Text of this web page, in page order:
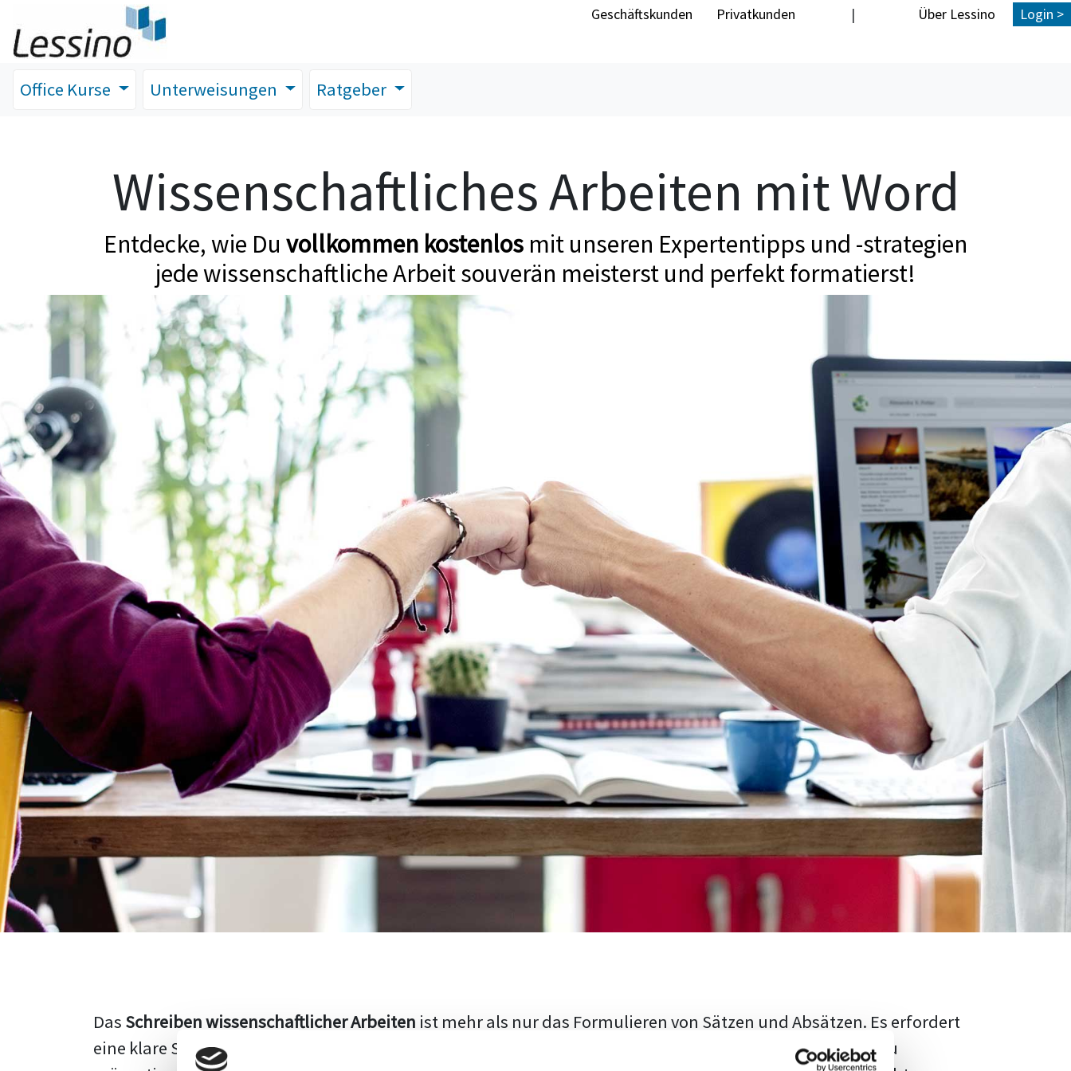
Geschäftskunden Privatkunden | Über Lessino Login >
Office Kurse Unterweisungen Ratgeber
Wissenschaftliches Arbeiten mit Word
Entdecke, wie Du vollkommen kostenlos mit unseren Expertentipps und -strategien
jede wissenschaftliche Arbeit souverän meisterst und perfekt formatierst!
Das Schreiben wissenschaftlicher Arbeiten ist mehr als nur das Formulieren von Sätzen und Absätzen. Es erfordert
eine klare Struktur, einen logischen Aufbau und die Fähigkeit, den aktuellen Forschungsstand adäquat zu